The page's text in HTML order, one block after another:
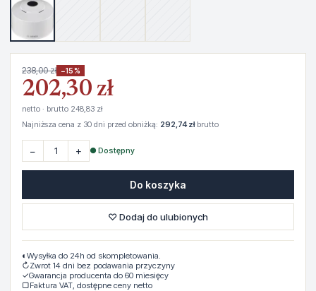
238,00 zł −15%
202,30 zł
netto · brutto 248,83 zł
Najniższa cena z 30 dni przed obniżką: 292,74 złbrutto
− + ● Dostępny
Do koszyka
♡ Dodaj do ulubionych
◐ Wysyłka do 24h od skompletowania.
↻Zwrot 14 dni bez podawania przyczyny
✓Gwarancja producenta do 60 miesięcy
▢Faktura VAT, dostępne ceny netto